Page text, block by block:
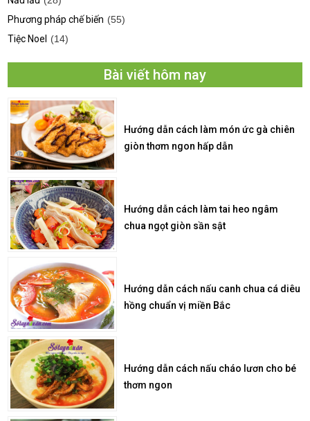
Phương pháp chế biến (55)
Tiệc Noel
(14)
Bài viết hôm nay
Hướng dẫn cách làm món ức gà chiên
giòn thơm ngon hấp dẫn
Hướng dẫn cách làm tai heo ngâm
chua ngọt giòn sần sật
Hướng dẫn cách nấu canh chua cá diêu
hồng chuẩn vị miền Bắc
Hướng dẫn cách nấu cháo lươn cho bé
thơm ngon